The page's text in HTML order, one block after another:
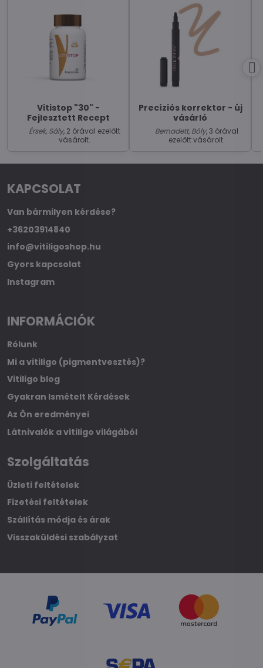
Vitistop "30" -
Fejlesztett Recept
Érsek, Sály, 2 órával ezelőtt
vásárolt.
Precíziós korrektor - új
vásárló
Bernadett, Bóly, 3 órával
ezelőtt vásárolt.
KAPCSOLAT
Van bármilyen kérdése?
+36203914840
info@vitiligoshop.hu
Gyors kapcsolat
Instagram
INFORMÁCIÓK
Rólunk
Mi a vitiligo (pigmentvesztés)?
Vitiligo blog
Gyakran Ismételt Kérdések
Az Ön eredményei
Látnivalók a vitiligo világából
Szolgáltatás
Üzleti feltételek
Fizetési feltételek
Szállítás módja és árak
Visszaküldési szabályzat